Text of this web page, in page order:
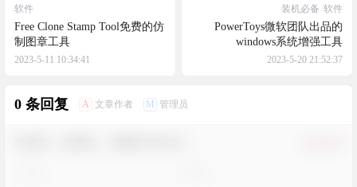
软件
Free Clone Stamp Tool免费的仿
制图章工具
2023-5-11 10:34:41
装机必备 软件
PowerToys微软团队出品的
windows系统增强工具
2023-5-20 21:52:37
0 条回复 A 文章作者 M 管理员